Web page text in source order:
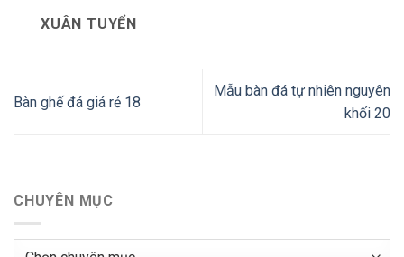
XUÂN TUYỂN
Bàn ghế đá giá rẻ 18
Mẫu bàn đá tự nhiên nguyên
khối 20
CHUYÊN MỤC
Chuyên